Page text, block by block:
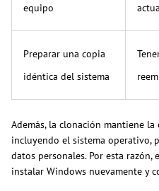
equipo
Preparar una copia
idéntica del sistema
Además, la clonación mantiene
incluyendo el sistema operativo,
datos personales. Por esta
instalar Windows nuevamente y